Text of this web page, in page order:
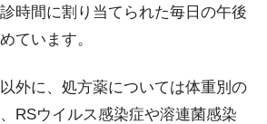
時間に割り当てられた毎日の午後
ています。
外に、処方薬については体重別の
RSウイルス感染症や溶連菌感染